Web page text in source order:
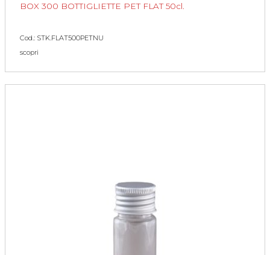
BOX 300 BOTTIGLIETTE PET FLAT 50cl.
Cod.: STK.FLAT500PETNU
scopri